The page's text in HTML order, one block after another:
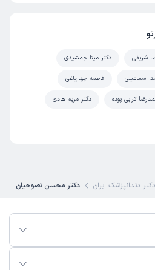
شریفی دکتر مینا جمشیدی
اسماعیلی فاطمه چهارباغی
ترابی پوده دکتر مریم هادی
دندانپزشک ایران دکتر محسن نصوحیان